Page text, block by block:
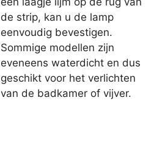
de strip, kan u de lamp
eenvoudig bevestigen.
Sommige modellen zijn
eveneens waterdicht en dus
geschikt voor het verlichten
van de badkamer of vijver.